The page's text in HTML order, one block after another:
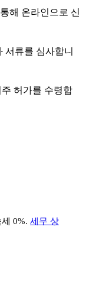
해 온라인으로 신
류를 심사합니
허가를 수령합
0%. 세무 상